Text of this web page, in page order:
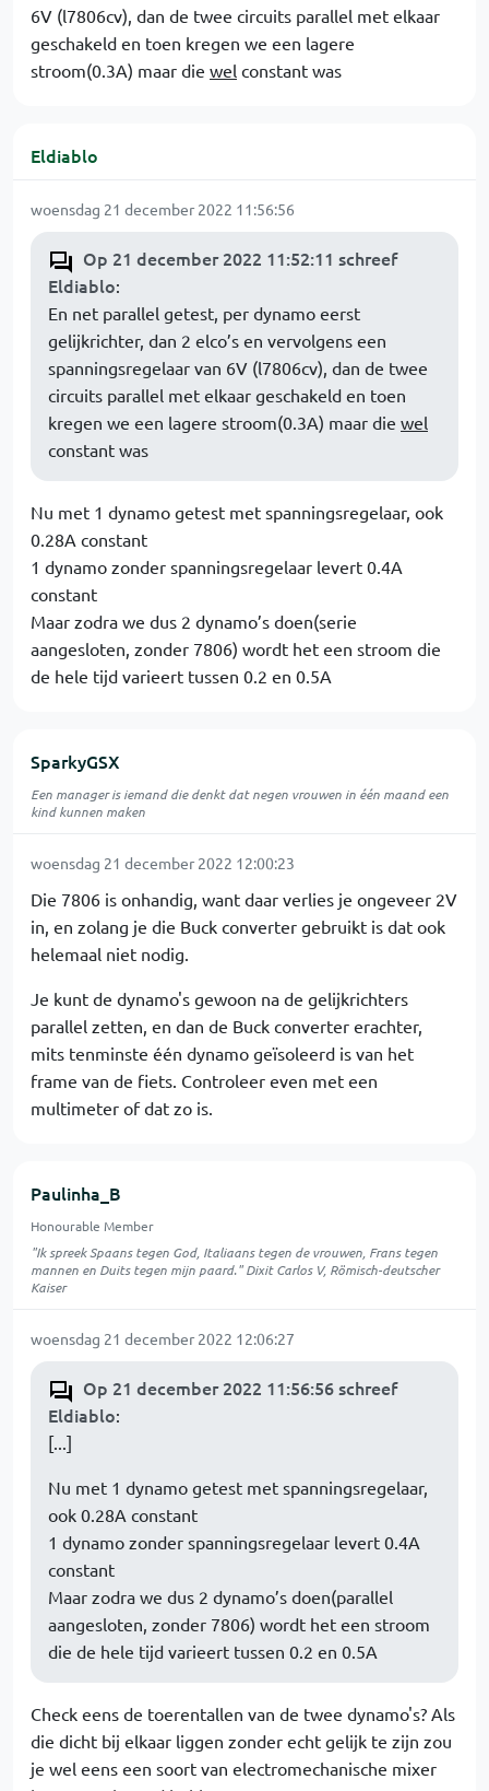
6V (l7806cv), dan de twee circuits parallel met elkaar
geschakeld en toen kregen we een lagere
stroom(0.3A) maar die wel constant was
Eldiablo
woensdag 21 december 2022 11:56:56
Op 21 december 2022 11:52:11 schreef
Eldiablo:
En net parallel getest, per dynamo eerst
gelijkrichter, dan 2 elco’s en vervolgens een
spanningsregelaar van 6V (l7806cv), dan de twee
circuits parallel met elkaar geschakeld en toen
kregen we een lagere stroom(0.3A) maar die wel
constant was
Nu met 1 dynamo getest met spanningsregelaar, ook
0.28A constant
1 dynamo zonder spanningsregelaar levert 0.4A
constant
Maar zodra we dus 2 dynamo’s doen(serie
aangesloten, zonder 7806) wordt het een stroom die
de hele tijd varieert tussen 0.2 en 0.5A
SparkyGSX
Een manager is iemand die denkt dat negen vrouwen in één maand een
kind kunnen maken
woensdag 21 december 2022 12:00:23
Die 7806 is onhandig, want daar verlies je ongeveer 2V
in, en zolang je die Buck converter gebruikt is dat ook
helemaal niet nodig.
Je kunt de dynamo's gewoon na de gelijkrichters
parallel zetten, en dan de Buck converter erachter,
mits tenminste één dynamo geïsoleerd is van het
frame van de fiets. Controleer even met een
multimeter of dat zo is.
Paulinha_B
Honourable Member
"Ik spreek Spaans tegen God, Italiaans tegen de vrouwen, Frans tegen
mannen en Duits tegen mijn paard." Dixit Carlos V, Römisch-deutscher
Kaiser
woensdag 21 december 2022 12:06:27
Op 21 december 2022 11:56:56 schreef
Eldiablo:
[...]
Nu met 1 dynamo getest met spanningsregelaar,
ook 0.28A constant
1 dynamo zonder spanningsregelaar levert 0.4A
constant
Maar zodra we dus 2 dynamo’s doen(parallel
aangesloten, zonder 7806) wordt het een stroom
die de hele tijd varieert tussen 0.2 en 0.5A
Check eens de toerentallen van de twee dynamo's? Als
die dicht bij elkaar liggen zonder echt gelijk te zijn zou
je wel eens een soort van electromechanische mixer